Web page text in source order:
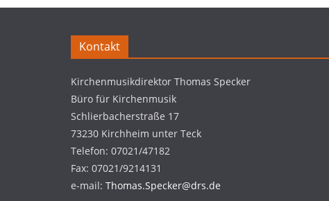
Kontakt
Kirchenmusikdirektor Thomas Specker
Büro für Kirchenmusik
Schlierbacherstraße 17
73230 Kirchheim unter Teck
Telefon: 07021/47182
Fax: 07021/9214131
e-mail: Thomas.Specker@drs.de